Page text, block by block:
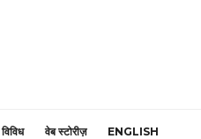
विविध वेब स्टोरीज़ ENGLISH